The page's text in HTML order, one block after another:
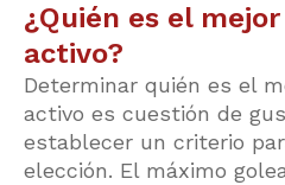
¿Quién es el
activo?
Determinar quién es el
activo es cuestión de
establecer un criterio
elección. El máximo